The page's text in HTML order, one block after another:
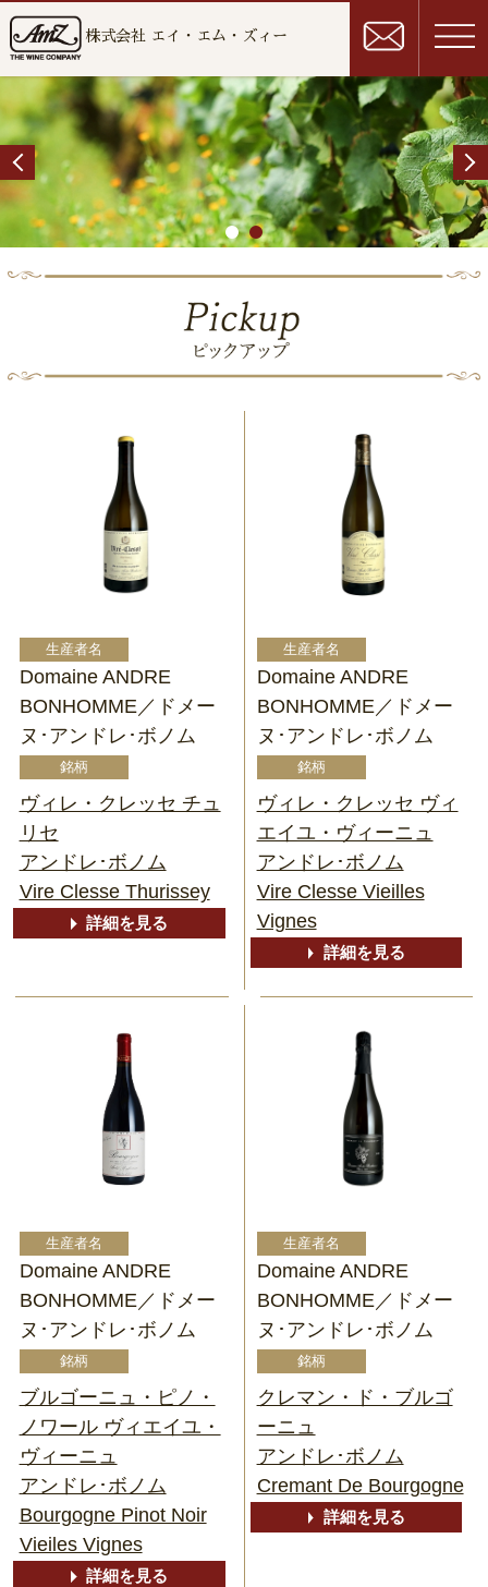
株式会社 エイ・エム・ズィー
Domaine ANDRE
BONHOMME／ドメー
ヌ･アンドレ･ボノム
ヴィレ・クレッセ チュ
リセ
アンドレ･ボノム
Vire Clesse Thurissey
詳細を見る
Domaine ANDRE
BONHOMME／ドメー
ヌ･アンドレ･ボノム
ヴィレ・クレッセ ヴィ
エイユ・ヴィーニュ
アンドレ･ボノム
Vire Clesse Vieilles
Vignes
詳細を見る
Domaine ANDRE
BONHOMME／ドメー
ヌ･アンドレ･ボノム
ブルゴーニュ・ピノ・
ノワール ヴィエイユ・
ヴィーニュ
アンドレ･ボノム
Bourgogne Pinot Noir
Vieiles Vignes
詳細を見る
Domaine ANDRE
BONHOMME／ドメー
ヌ･アンドレ･ボノム
クレマン・ド・ブルゴ
ーニュ
アンドレ･ボノム
Cremant De Bourgogne
詳細を見る